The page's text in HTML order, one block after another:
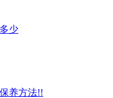
少
养方法!!